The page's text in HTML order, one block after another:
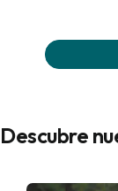
Descubre